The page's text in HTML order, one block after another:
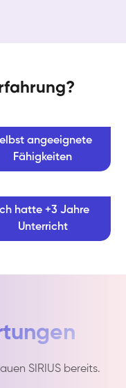
angeeignete
Fähigkeiten
Ich hatte +3 Jahre
Unterricht
SIRIUS bereits.